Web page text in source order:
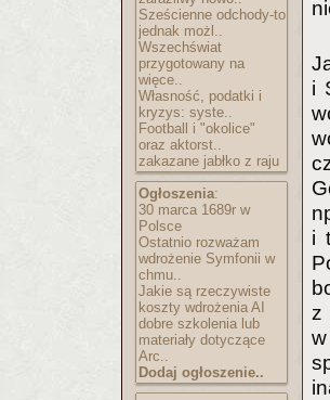
Sześcienne odchody-to
jednak możl..
Wszechświat
przygotowany na
więce..
Własność, podatki i
kryzys: syste..
Football i "okolice"
oraz aktorst..
zakazane jabłko z raju
Ogłoszenia:
30 marca 1689r w
Polsce
Ostatnio rozważam
wdrożenie Symfonii w
chmu..
Jakie są rzeczywiste
koszty wdrożenia AI
dobre szkolenia lub
materiały dotyczące
Arc..
Dodaj ogłoszenie..
i
i
z